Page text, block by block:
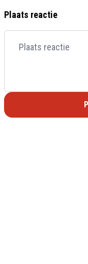
Plaats reactie